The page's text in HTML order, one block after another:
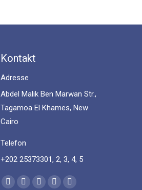
Kontakt
Adresse
Abdel Malik Ben Marwan Str.,
Tagamoa El Khames, New
Cairo
Telefon
+202 25373301, 2, 3, 4, 5
Find us on: